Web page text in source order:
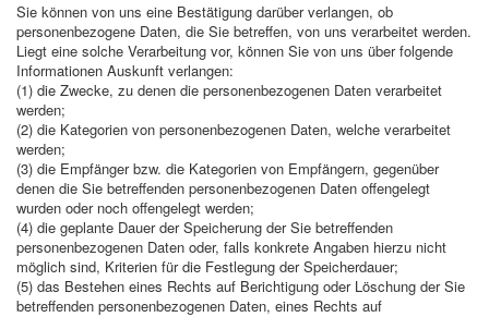
Sie können von uns eine Bestätigung darüber verlangen, ob
personenbezogene Daten, die Sie betreffen, von uns verarbeitet werden.
Liegt eine solche Verarbeitung vor, können Sie von uns über folgende
Informationen Auskunft verlangen:
(1) die Zwecke, zu denen die personenbezogenen Daten verarbeitet
werden;
(2) die Kategorien von personenbezogenen Daten, welche verarbeitet
werden;
(3) die Empfänger bzw. die Kategorien von Empfängern, gegenüber
denen die Sie betreffenden personenbezogenen Daten offengelegt
wurden oder noch offengelegt werden;
(4) die geplante Dauer der Speicherung der Sie betreffenden
personenbezogenen Daten oder, falls konkrete Angaben hierzu nicht
möglich sind, Kriterien für die Festlegung der Speicherdauer;
(5) das Bestehen eines Rechts auf Berichtigung oder Löschung der Sie
betreffenden personenbezogenen Daten, eines Rechts auf